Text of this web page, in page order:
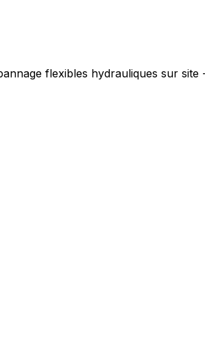
flexibles hydrauliques sur